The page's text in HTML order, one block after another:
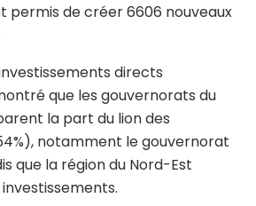
permis de créer 6606 nouveaux
directs
que les gouvernorats du
la part du lion des
notamment le gouvernorat
que la région du Nord-Est